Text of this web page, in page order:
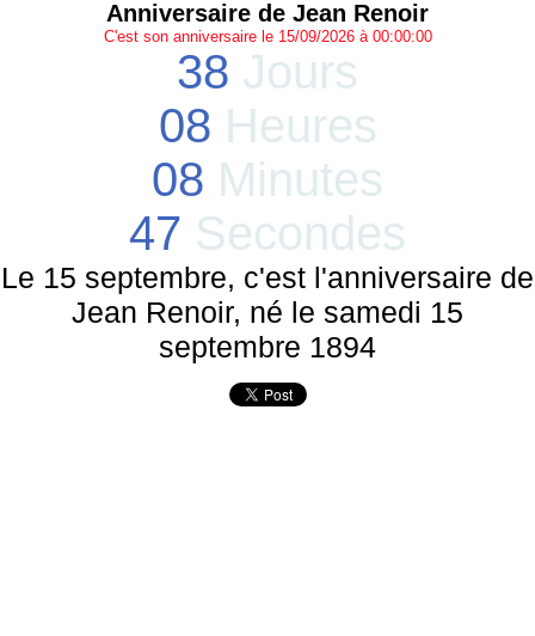
Anniversaire de Jean Renoir
C'est son anniversaire le 15/09/2026 à 00:00:00
38 Jours
08 Heures
08 Minutes
47 Secondes
Le 15 septembre, c'est l'anniversaire de
Jean Renoir, né le samedi 15
septembre 1894